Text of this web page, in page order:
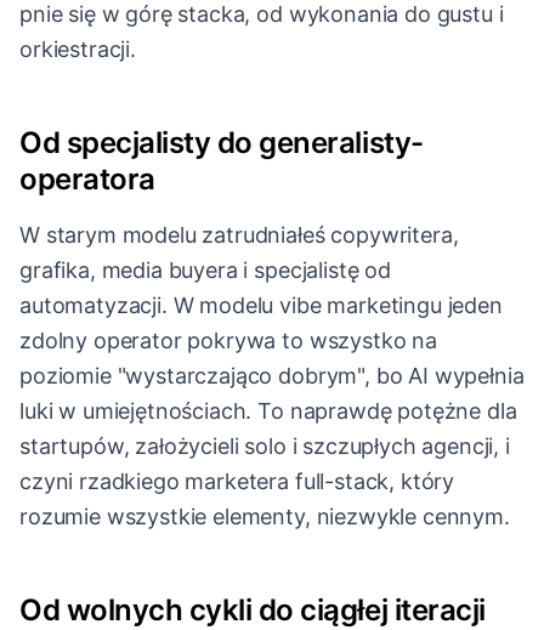
pnie się w górę stacka, od wykonania do gustu i
orkiestracji.
Od specjalisty do generalisty-
operatora
W starym modelu zatrudniałeś copywritera,
grafika, media buyera i specjalistę od
automatyzacji. W modelu vibe marketingu jeden
zdolny operator pokrywa to wszystko na
poziomie "wystarczająco dobrym", bo AI wypełnia
luki w umiejętnościach. To naprawdę potężne dla
startupów, założycieli solo i szczupłych agencji, i
czyni rzadkiego marketera full-stack, który
rozumie wszystkie elementy, niezwykle cennym.
Od wolnych cykli do ciągłej iteracji